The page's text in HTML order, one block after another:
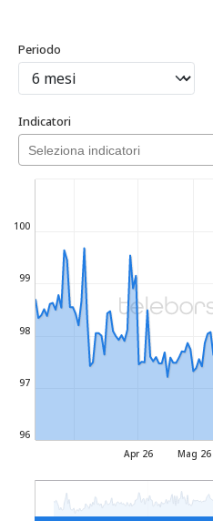
Periodo
Indicatori
Mag 26
Apr 26
96
97
98
99
100